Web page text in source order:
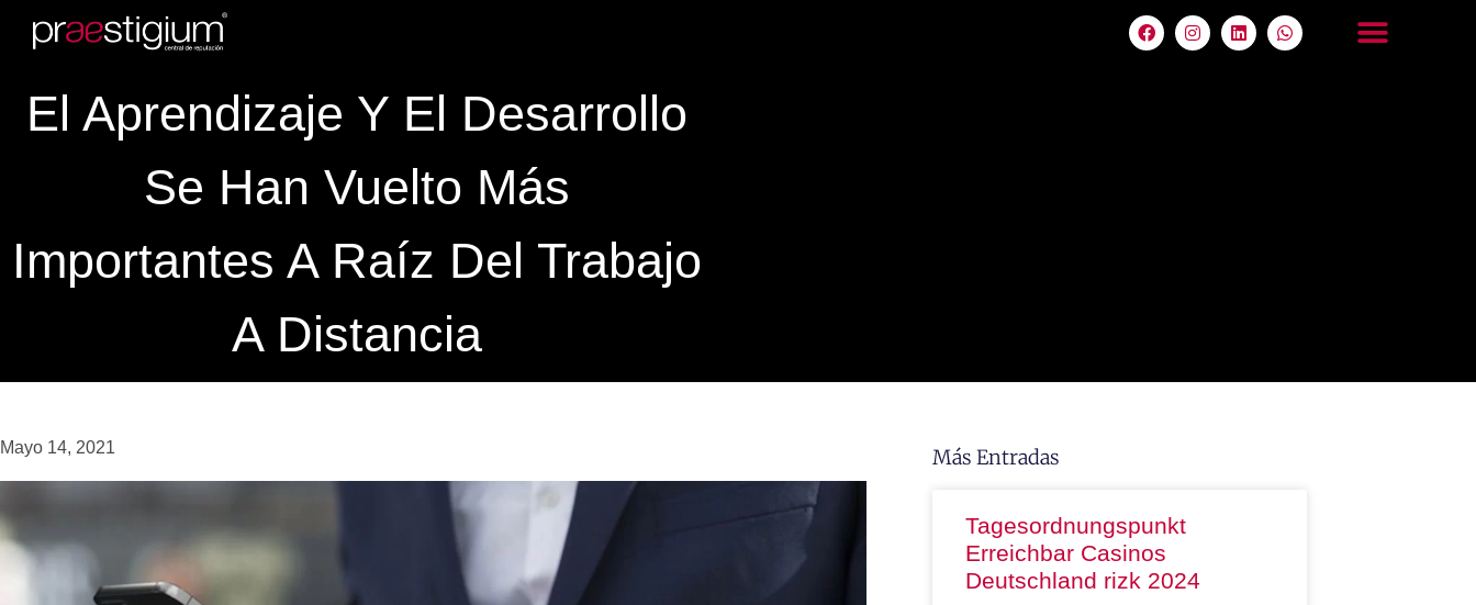
El Aprendizaje Y El Desarrollo
Se Han Vuelto Más
Importantes A Raíz Del Trabajo
A Distancia
Mayo 14, 2021 Más Entradas
Tagesordnungspunkt
Erreichbar Casinos
Deutschland rizk 2024